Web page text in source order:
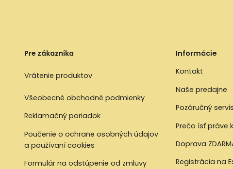
Pre zákazníka
Vrátenie produktov
Všeobecné obchodné podmienky
Reklamačný poriadok
Poučenie o ochrane osobných údajov
a používaní cookies
Formulár na odstúpenie od zmluvy
Informácie
Kontakt
Naše predajne
Pozáručný
Prečo ísť práve
Doprava
Registrácia na